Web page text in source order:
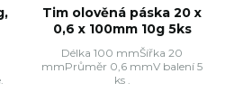
Tim olověná páska 20 x
0,6 x 100mm 10g 5ks
Délka 100 mmŠířka 20
mmPrůměr 0,6 mmV balení 5
ks .